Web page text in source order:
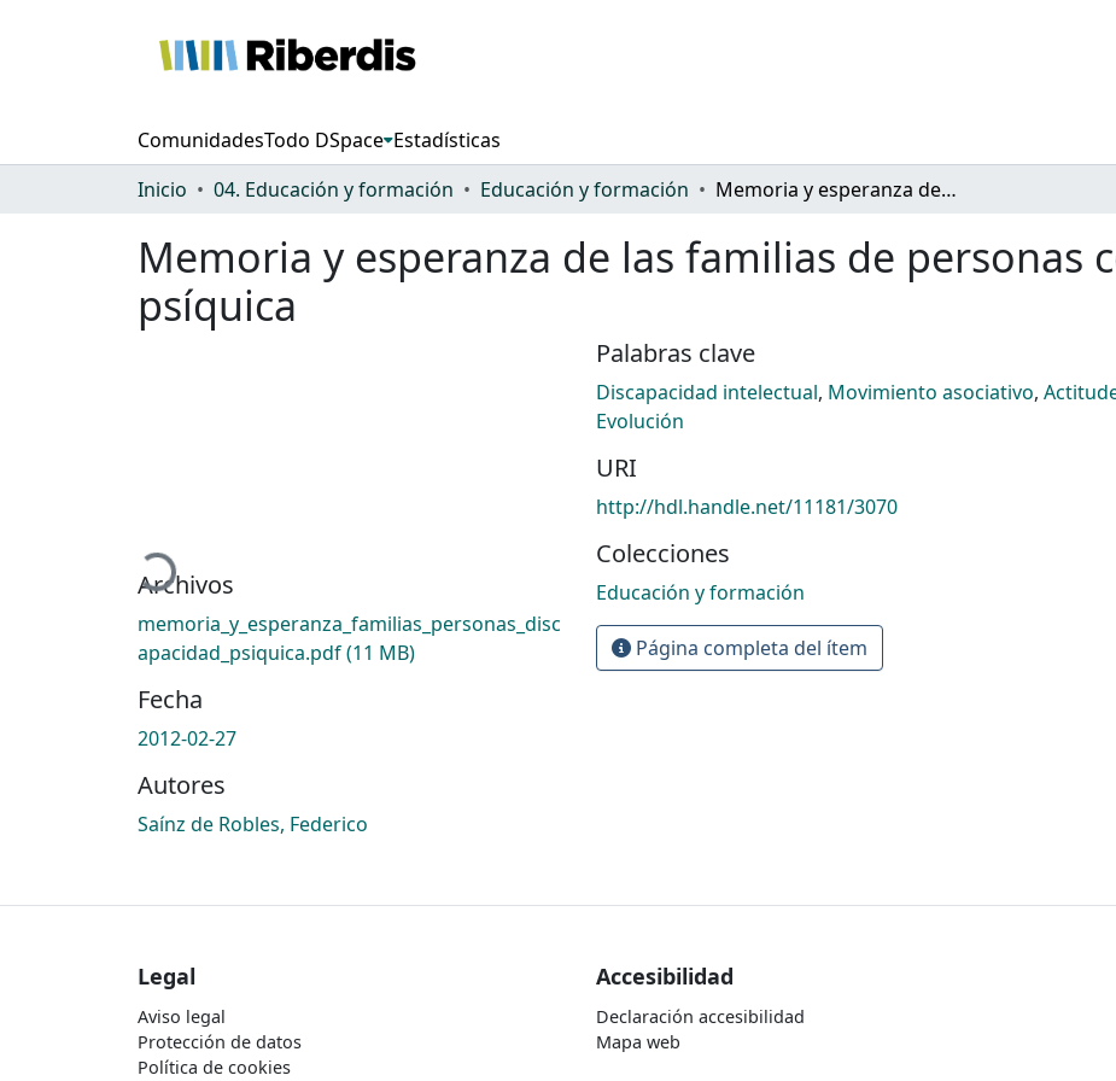
ComunidadesTodo DSpace Estadísticas
Inicio
04. Educación y formación Educación y formación Memoria y esperanza de las familias de personas con discapacidad psíquica
Memoria y esperanza de las familias de personas
psíquica
Cargando...
Archivos
memoria_y_esperanza_familias_personas_disc
apacidad_psiquica.pdf(11 MB)
Fecha
2012-02-27
Autores
Saínz de Robles, Federico
Palabras clave
Discapacidad intelectual, Movimiento asociativo,
Evolución
URI
http://hdl.handle.net/11181/3070
Colecciones
Educación y formación
Página completa del ítem
Legal
Aviso legal
Protección de datos
Política de cookies
Accesibilidad
Declaración accesibilidad
Mapa web